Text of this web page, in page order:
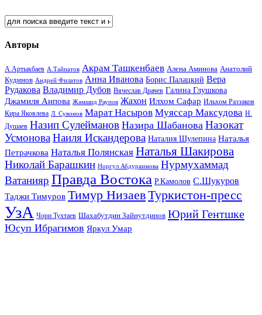
Авторы
А.Артыкбаев А.Тайпатов Акрам Ташкенбаев Алена Аминова Анатолий
Кудинов Андрей Филатов Анна Иванова Борис Палацкий Вера
Рудакова Владимир Дубов Вячеслав Драчев Галина Глушкова
Джамиля Аипова Жамшид Раупов Жахон Илхом Сафар Ильхом Раззаков
Кира Яковлева Л. Сувонов Марат Насыров Муяссар Максудова Н.
Душаев Назип Сулейманов Назира Шабанова Назокат
УсмоноваНаиля Искандерова Наталия Шулепина Наталья
Петрачкова Наталья Полянская Наталья Шакирова
Николай Барашкин Норгул Абдураимова Нурмухаммад
Ватанияр Правда Востока Р.Камолов С.Шукуров
Таджи Тимуров Тимур НизаевТуркистон-пресс
УзА Чори Тухтаев Шахабутдин Зайнутдинов Юрий Гентшке
Юсуп Ибрагимов Яркул Умар